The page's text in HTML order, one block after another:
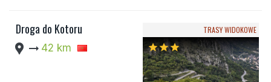
Droga do Kotoru
location_pin arrow_right_alt 42 km
TRASY WIDOKOWE
starstarstar